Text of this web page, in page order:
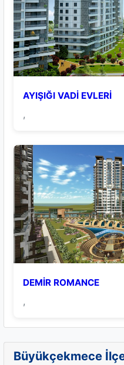
AYIŞIĞI VADİ EVLERİ
,
DEMİR ROMANCE
,
Büyükçekmece